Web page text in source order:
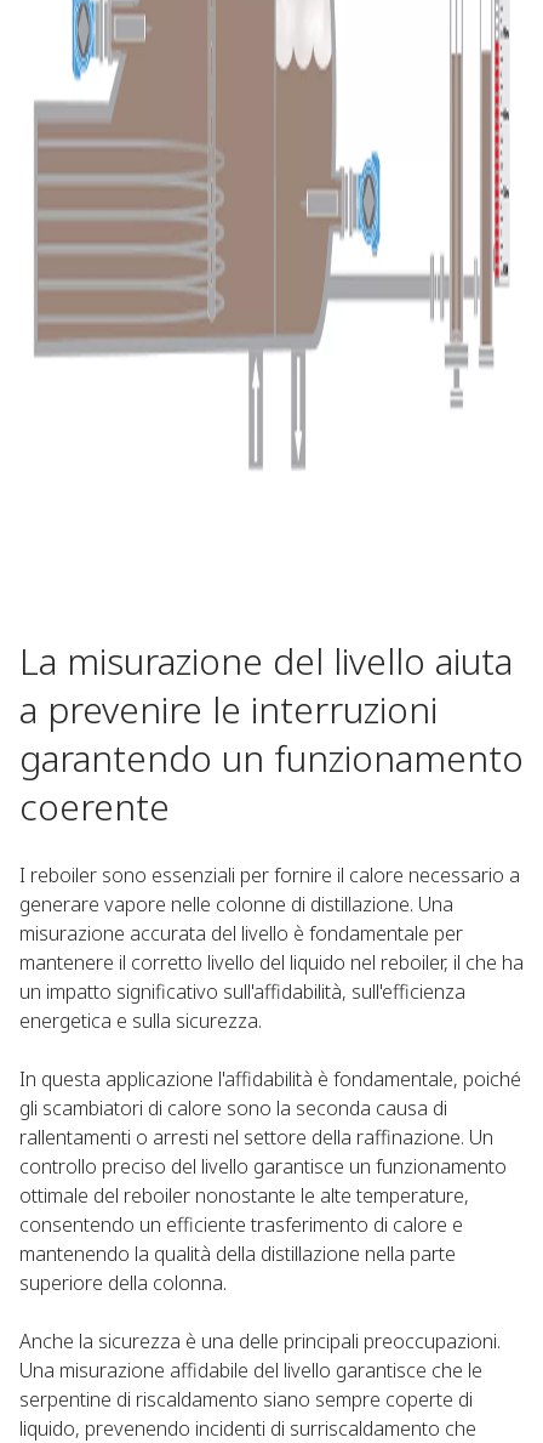
La misurazione del livello aiuta
a prevenire le interruzioni
garantendo un funzionamento
coerente​
I reboiler sono essenziali per fornire il calore necessario a
generare vapore nelle colonne di distillazione. Una
misurazione accurata del livello è fondamentale per
mantenere il corretto livello del liquido nel reboiler, il che ha
un impatto significativo sull'affidabilità, sull'efficienza
energetica e sulla sicurezza.
In questa applicazione l'affidabilità è fondamentale, poiché
gli scambiatori di calore sono la seconda causa di
rallentamenti o arresti nel settore della raffinazione. Un
controllo preciso del livello garantisce un funzionamento
ottimale del reboiler nonostante le alte temperature,
consentendo un efficiente trasferimento di calore e
mantenendo la qualità della distillazione nella parte
superiore della colonna.
Anche la sicurezza è una delle principali preoccupazioni.
Una misurazione affidabile del livello garantisce che le
serpentine di riscaldamento siano sempre coperte di
liquido, prevenendo incidenti di surriscaldamento che